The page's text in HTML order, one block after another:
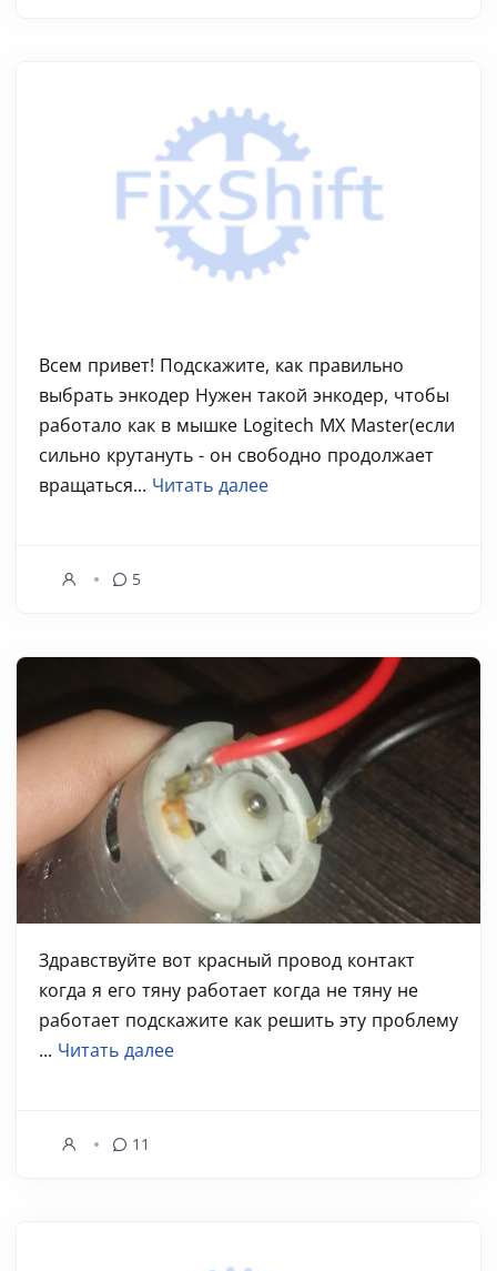
Всем привет! Подскажите, как правильно
выбрать энкодер Нужен такой энкодер, чтобы
работало как в мышке Logitech MX Master(если
сильно крутануть - он свободно продолжает
вращаться... Читать далее
5
Здравствуйте вот красный провод контакт
когда я его тяну работает когда не тяну не
работает подскажите как решить эту проблему
... Читать далее
11